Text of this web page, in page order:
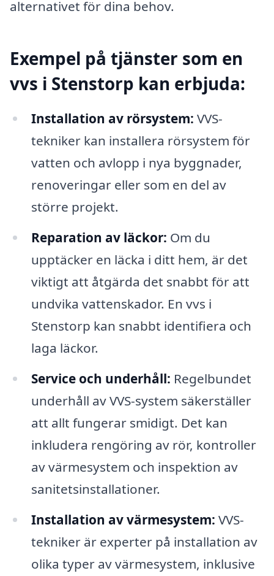
alternativet för dina behov.
Exempel på tjänster som en
vvs i Stenstorp kan erbjuda:
Installation av rörsystem: VVS-
tekniker kan installera rörsystem för
vatten och avlopp i nya byggnader,
renoveringar eller som en del av
större projekt.
Reparation av läckor: Om du
upptäcker en läcka i ditt hem, är det
viktigt att åtgärda det snabbt för att
undvika vattenskador. En vvs i
Stenstorp kan snabbt identifiera och
laga läckor.
Service och underhåll: Regelbundet
underhåll av VVS-system säkerställer
att allt fungerar smidigt. Det kan
inkludera rengöring av rör, kontroller
av värmesystem och inspektion av
sanitetsinstallationer.
Installation av värmesystem: VVS-
tekniker är experter på installation av
olika typer av värmesystem, inklusive